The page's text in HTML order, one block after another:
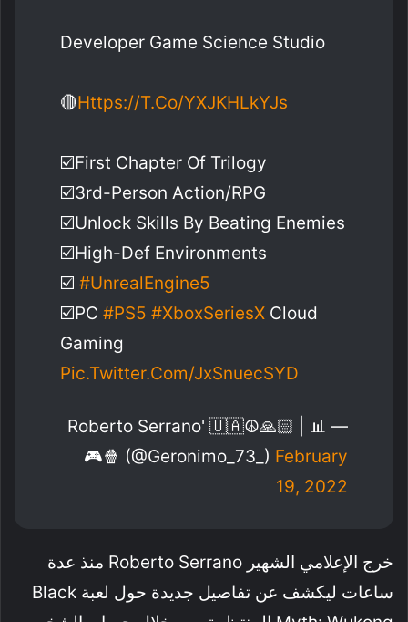
Developer Game Science Studio
🔴Https://t.co/YXJKHLkYJs
☑️first Chapter Of Trilogy
☑️3rd-Person Action/RPG
☑️Unlock Skills By Beating Enemies
☑️High-Def Environments
☑️ #UnrealEngine5
☑️PC #PS5 #XboxSeriesX Cloud
Gaming
Pic.twitter.com/JxSnuecSYD
— Roberto Serrano' 🇺🇦☮️🙏🏻 | 📊
🎮🍿 (@geronimo_73_) February
19, 2022
خرج الإعلامي الشهير Roberto Serrano منذ عدة
ساعات ليكشف عن تفاصيل جديدة حول لعبة Black